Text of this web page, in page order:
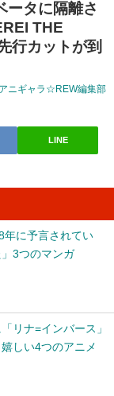
ータに隔離さ
THE
行カットが到
アニギャラ☆REW編集部
LINE
年に予言されてい
3つのマンガ
リナ=インバース」
しい4つのアニメ